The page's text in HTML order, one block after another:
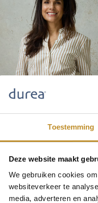
Toestemming
Deze website maakt
We gebruiken cookies
websiteverkeer te
media, adverteren en